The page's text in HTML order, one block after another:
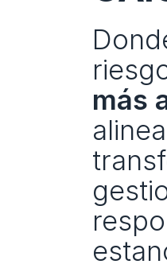
más